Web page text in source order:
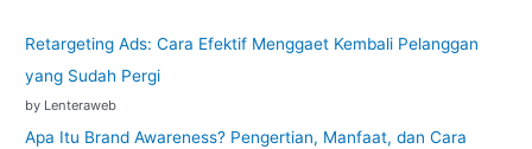
Retargeting Ads: Cara Efektif Menggaet Kembali Pelanggan
yang Sudah Pergi
by Lenteraweb
Apa Itu Brand Awareness? Pengertian, Manfaat, dan Cara